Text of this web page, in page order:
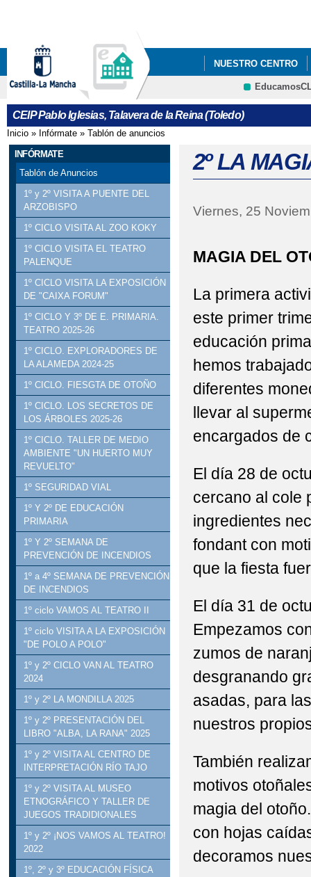
NUESTRO CENTRO
5ºY6º PODCAST_
CEIP Pablo Iglesias, Talavera de la Reina (Toledo)
Se encuentra usted aquí
Inicio » Infórmate » Tablón de anuncios
INFÓRMATE
Tablón de Anuncios
1º y 2º VISITA A PUENTE DEL
ARZOBISPO
1º CICLO VISITA AL ZOO KOKY
1º CICLO VISITA EL TEATRO
PALENQUE
1º CICLO VISITA LA EXPOSICIÓN
DE "CAIXA FORUM"
1º CICLO Y 3º DE E. PRIMARIA.
TEATRO 2025-26
1º CICLO. EXPLORADORES DE
LA ALAMEDA 2024-25
1º CICLO. FIESGTA DE OTOÑO
1º CICLO. LOS SECRETOS DE
LOS ÁRBOLES 2025-26
1º CICLO. TALLER DE MEDIO
AMBIENTE "UN HUERTO MUY
REVUELTO"
1º SEGURIDAD VIAL
1º Y 2º DE EDUCACIÓN
PRIMARIA
1º Y 2º SEMANA DE
PREVENCIÓN DE INCENDIOS
1º a 4º SEMANA DE PREVENCIÓN
DE INCENDIOS
1º ciclo VAMOS AL TEATRO II
1º ciclo VISITA A LA EXPOSICIÓN
"DE POLO A POLO"
1º y 2º CICLO VAN AL TEATRO
2024
1º y 2º LA MONDILLA 2025
1º y 2º PRESENTACIÓN DEL
LIBRO "ALBA, LA RANA" 2025
1º y 2º VISITA AL CENTRO DE
INTERPRETACIÓN RÍO TAJO
1º y 2º VISITA AL MUSEO
ETNOGRÁFICO Y TALLER DE
JUEGOS TRADIDIONALES
1º y 2º ¡NOS VAMOS AL TEATRO!
2022
1º, 2º y 3º EDUCACIÓN FÍSICA
2º LA
Viernes, 25
MAGIA DEL
La primera
este primer
educación
hemos
diferentes
llevar al
encargados de
El día 28 de
cercano al cole
ingredientes
fondant con
que la fiesta
El día 31 de
Empezamos
zumos de
desgranando
asadas, para
nuestros
También
motivos
magia del
con hojas
decoramos